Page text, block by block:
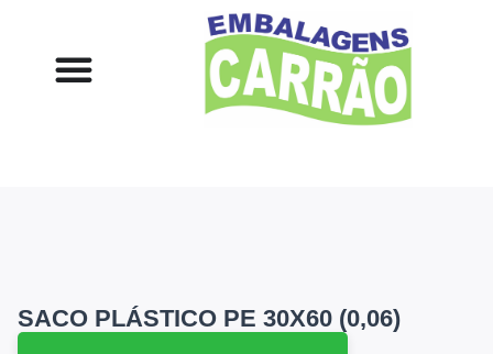
SACO PLÁSTICO PE 30X60 (0,06)